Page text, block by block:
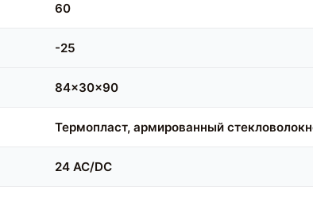
60
-25
84x30x90
Термопласт, армированный
24 AC/DC